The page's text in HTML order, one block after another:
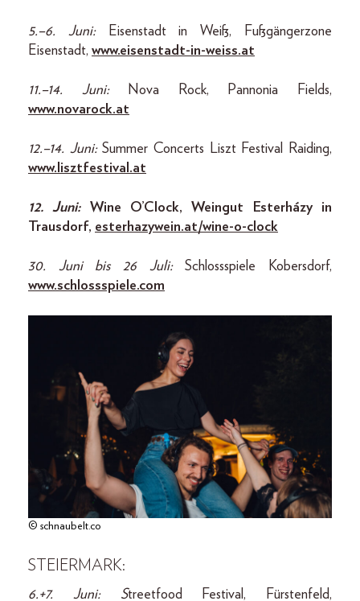
5.–6. Juni:
Eisenstadt in Weiß, Fußgängerzone
Eisenstadt, www.eisenstadt-in-weiss.at
11.–14. Juni:
Nova Rock, Pannonia Fields,
www.novarock.at
12.–14. Juni:Summer Concerts Liszt Festival Raiding,
www.lisztfestival.at
12. Juni:Wine O’Clock, Weingut Esterházy in
Trausdorf, esterhazywein.at/wine-o-clock
30. Juni bis 26 Juli:Schlossspiele Kobersdorf,
www.schlossspiele.com
© schnaubelt.co
STEIERMARK:
6.+7. Juni: Streetfood Festival, Fürstenfeld,